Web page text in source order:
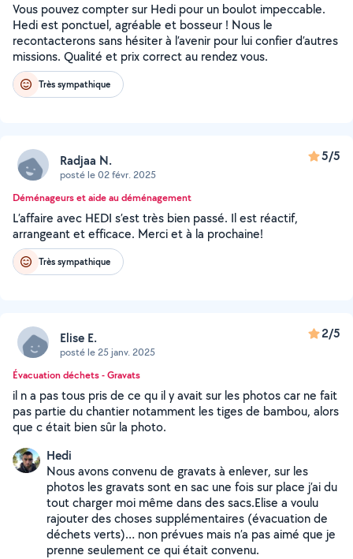
Vous pouvez compter sur Hedi pour un boulot impeccable.
Hedi est ponctuel, agréable et bosseur ! Nous le
recontacterons sans hésiter à l’avenir pour lui confier d’autres
missions. Qualité et prix correct au rendez vous.
Très sympathique
Radjaa N.
posté le 02 févr. 2025
5/5
Déménageurs et aide au déménagement
L’affaire avec HEDI s’est très bien passé. Il est réactif,
arrangeant et efficace. Merci et à la prochaine!
Très sympathique
Elise E.
posté le 25 janv. 2025
2/5
Évacuation déchets - Gravats
il n a pas tous pris de ce qu il y avait sur les photos car ne fait
pas partie du chantier notamment les tiges de bambou, alors
que c était bien sûr la photo.
Hedi
Nous avons convenu de gravats à enlever, sur les
photos les gravats sont en sac une fois sur place j’ai du
tout charger moi même dans des sacs.Elise a voulu
rajouter des choses supplémentaires (évacuation de
déchets verts)… non prévues mais n’a pas aimé que je
prenne seulement ce qui était convenu.